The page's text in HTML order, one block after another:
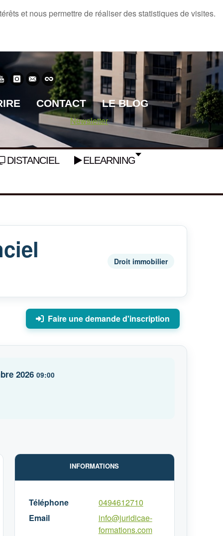
et nous permettre de réaliser des statistiques de visites.
CONTACT
LE BLOG
Newsletter
DISTANCIEL
ELEARNING
Droit immobilier
2026 09:00
INFORMATIONS
Téléphone
0494612710
Email
info@juridicae-
formations.com